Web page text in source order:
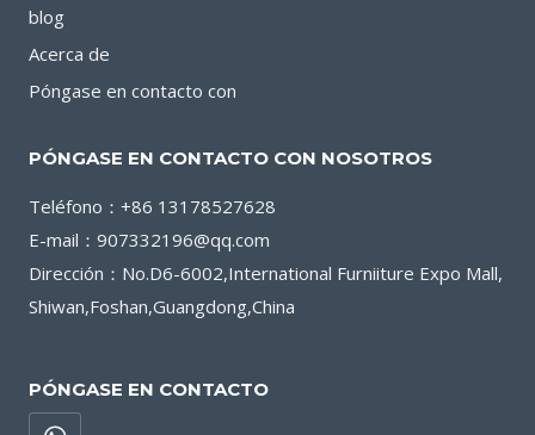
blog
Acerca de
Póngase en contacto con
PÓNGASE EN CONTACTO CON NOSOTROS
Teléfono：+86 13178527628
E-mail：907332196@qq.com
Dirección：No.D6-6002,International Furniiture Expo Mall,
Shiwan,Foshan,Guangdong,China
PÓNGASE EN CONTACTO